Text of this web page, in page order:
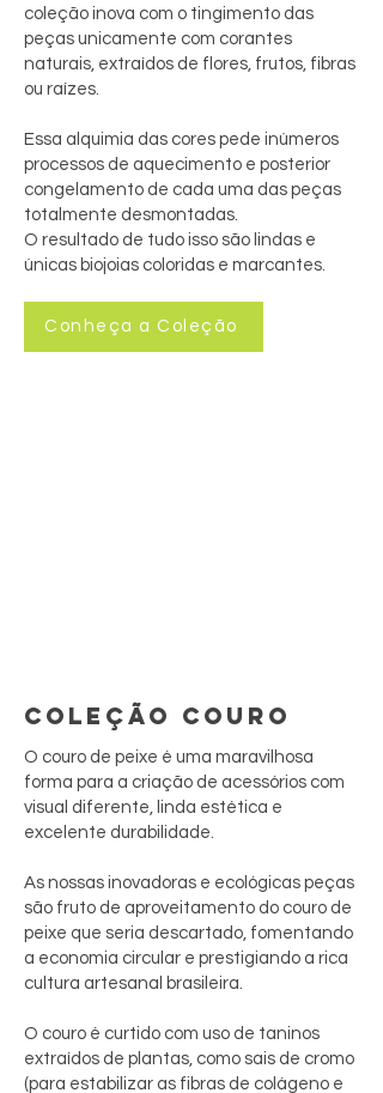
coleção inova com o tingimento das
peças unicamente com corantes
naturais, extraídos de flores, frutos, fibras
ou raízes.
Essa alquimia das cores pede inúmeros
processos de aquecimento e posterior
congelamento de cada uma das peças
totalmente desmontadas.
O resultado de tudo isso são lindas e
únicas biojoias coloridas e marcantes.
Conheça a Coleção
COLEÇÃO COURO
O couro de peixe é uma maravilhosa
forma para a criação de acessórios com
visual diferente, linda estética e
excelente durabilidade.
As nossas inovadoras e ecológicas peças
são fruto de aproveitamento do couro de
peixe que seria descartado, fomentando
a economia circular e prestigiando a rica
cultura artesanal brasileira.
O couro é curtido com uso de taninos
extraídos de plantas, como sais de cromo
(para estabilizar as fibras de colágeno e